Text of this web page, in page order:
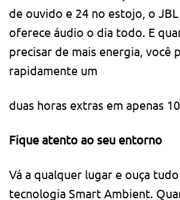
de ouvido e 24 no estojo, o JBL
oferece áudio o dia todo. E
precisar de mais energia, você
rapidamente um
duas horas extras em apenas
Fique atento ao seu entorno
Vá a qualquer lugar e ouça
tecnologia Smart Ambient.